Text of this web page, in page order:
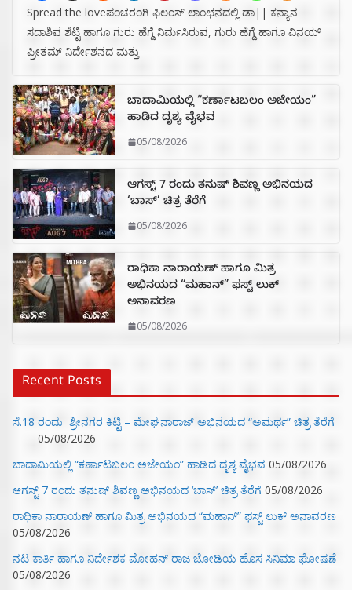
Spread the loveಪಂಚರಂಗಿ ಫಿಲಂಸ್ ಲಾಂಛನದಲ್ಲಿ ಡಾ|| ಕನ್ಯಾನ
ಸದಾಶಿವ ಶೆಟ್ಟಿ ಹಾಗೂ ಗುರು ಹೆಗ್ಡೆ ನಿರ್ಮಸಿರುವ, ಗುರು ಹೆಗ್ಡೆ ಹಾಗೂ ವಿನಯ್
ಪ್ರೀತಮ್ ನಿರ್ದೇಶನದ ಮತ್ತು
ಬಾದಾಮಿಯಲ್ಲಿ “ಕರ್ಣಾಟಬಲಂ ಅಜೇಯಂ”
ಹಾಡಿದ ದೃಶ್ಯ ವೈಭವ
05/08/2026
ಆಗಸ್ಟ್ 7 ರಂದು ತನುಷ್ ಶಿವಣ್ಣ ಅಭಿನಯದ
‘ಬಾಸ್’ ಚಿತ್ರ ತೆರೆಗೆ
05/08/2026
ರಾಧಿಕಾ ನಾರಾಯಣ್ ಹಾಗೂ ಮಿತ್ರ
ಅಭಿನಯದ “ಮಹಾನ್” ಫಸ್ಟ್ ಲುಕ್
ಅನಾವರಣ
05/08/2026
Recent Posts
ಸೆ.18 ರಂದು ಶ್ರೀನಗರ ಕಿಟ್ಟಿ – ಮೇಘನಾರಾಜ್ ಅಭಿನಯದ “ಅಮರ್ಥ” ಚಿತ್ರ ತೆರೆಗೆ
05/08/2026
ಬಾದಾಮಿಯಲ್ಲಿ “ಕರ್ಣಾಟಬಲಂ ಅಜೇಯಂ” ಹಾಡಿದ ದೃಶ್ಯ ವೈಭವ 05/08/2026
ಆಗಸ್ಟ್ 7 ರಂದು ತನುಷ್ ಶಿವಣ್ಣ ಅಭಿನಯದ ‘ಬಾಸ್’ ಚಿತ್ರ ತೆರೆಗೆ 05/08/2026
ರಾಧಿಕಾ ನಾರಾಯಣ್ ಹಾಗೂ ಮಿತ್ರ ಅಭಿನಯದ “ಮಹಾನ್” ಫಸ್ಟ್ ಲುಕ್ ಅನಾವರಣ
05/08/2026
ನಟ ಕಾರ್ತಿ ಹಾಗೂ ನಿರ್ದೇಶಕ ಮೋಹನ್ ರಾಜ ಜೋಡಿಯ ಹೊಸ ಸಿನಿಮಾ ಘೋಷಣೆ
05/08/2026